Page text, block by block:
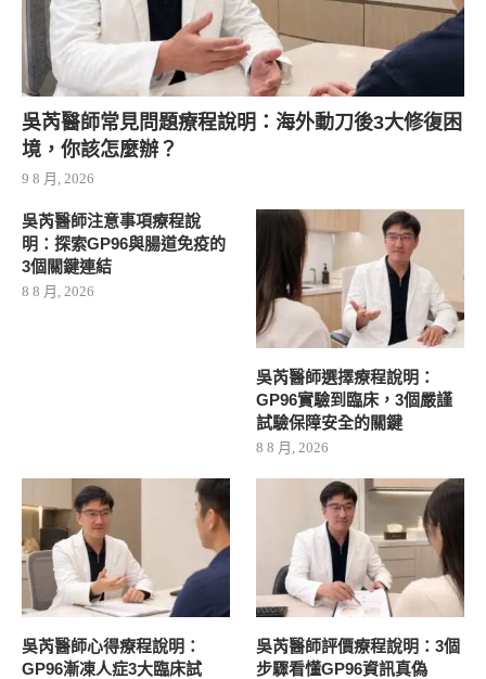
吳芮醫師常見問題療程說明：海外動刀後3大修復困
境，你該怎麼辦？
9 8 月, 2026
吳芮醫師注意事項療程說
明：探索GP96與腸道免疫的
3個關鍵連結
8 8 月, 2026
吳芮醫師選擇療程說明：
GP96實驗到臨床，3個嚴謹
試驗保障安全的關鍵
8 8 月, 2026
吳芮醫師心得療程說明：
GP96漸凍人症3大臨床試
吳芮醫師評價療程說明：3個
步驟看懂GP96資訊真偽